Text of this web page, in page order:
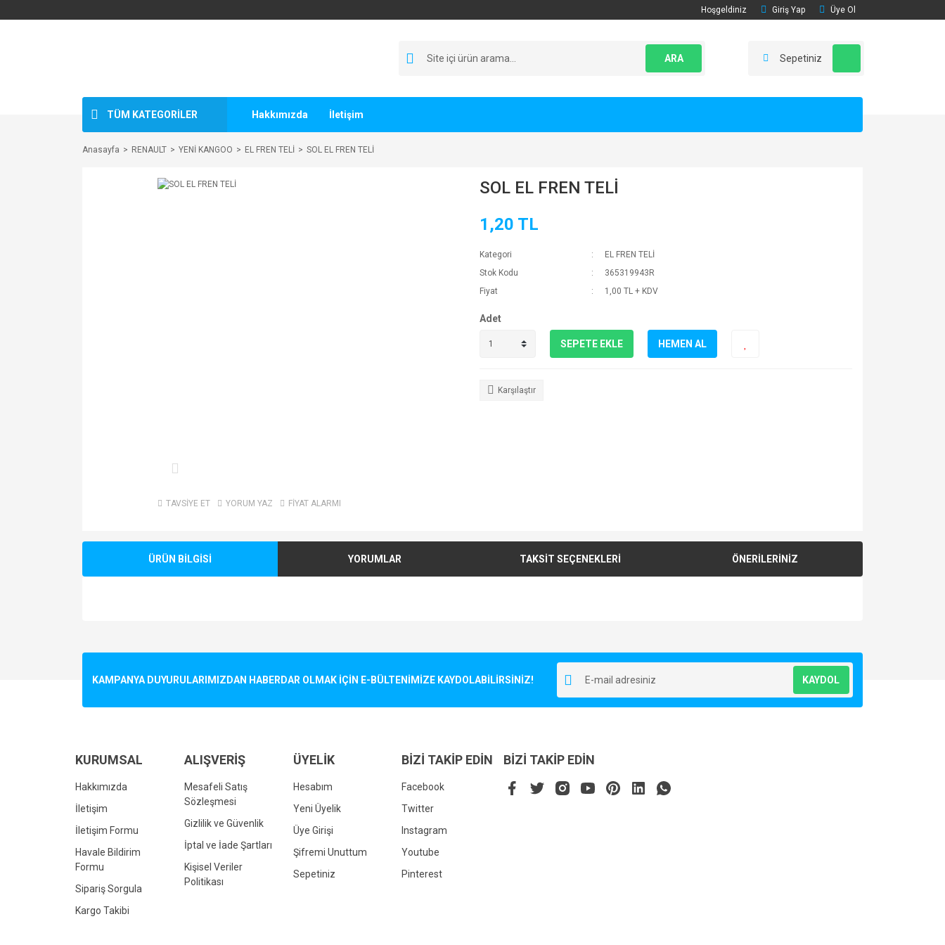
Hoşgeldiniz Giriş Yap Üye Ol
ARA Sepetiniz
TÜM KATEGORİLER Hakkımızda İletişim
Anasayfa RENAULT YENİ KANGOO EL FREN TELİ SOL EL FREN TELİ
TAVSİYE ET YORUM YAZ FİYAT ALARMI
SOL EL FREN TELİ
1,20 TL
Kategori
EL FREN TELİ
Stok Kodu
365319943R
Fiyat
1,00 TL + KDV
Adet
SEPETE EKLE HEMEN AL
Karşılaştır
ÜRÜN BİLGİSİ YORUMLAR TAKSİT SEÇENEKLERİ ÖNERİLERİNİZ
Ürün resmi kalitesiz, bozuk veya görüntülenemiyor.
Bu ürüne benzer farklı alternatifler olmalı.
KAMPANYA DUYURULARIMIZDAN HABERDAR OLMAK İÇİN E-BÜLTENİMİZE KAYDOLABİLİRSİNİZ! KAYDOL
KURUMSAL
Hakkımızda
İletişim
İletişim Formu
Havale Bildirim
Formu
Sipariş Sorgula
Kargo Takibi
ALIŞVERİŞ
Mesafeli Satış
Sözleşmesi
Gizlilik ve Güvenlik
İptal ve İade Şartları
Kişisel Veriler
Politikası
ÜYELİK
Hesabım
Yeni Üyelik
Üye Girişi
Şifremi Unuttum
Sepetiniz
BİZİ TAKİP EDİN
Facebook
Twitter
Instagram
Youtube
Pinterest
BİZİ TAKİP EDİN